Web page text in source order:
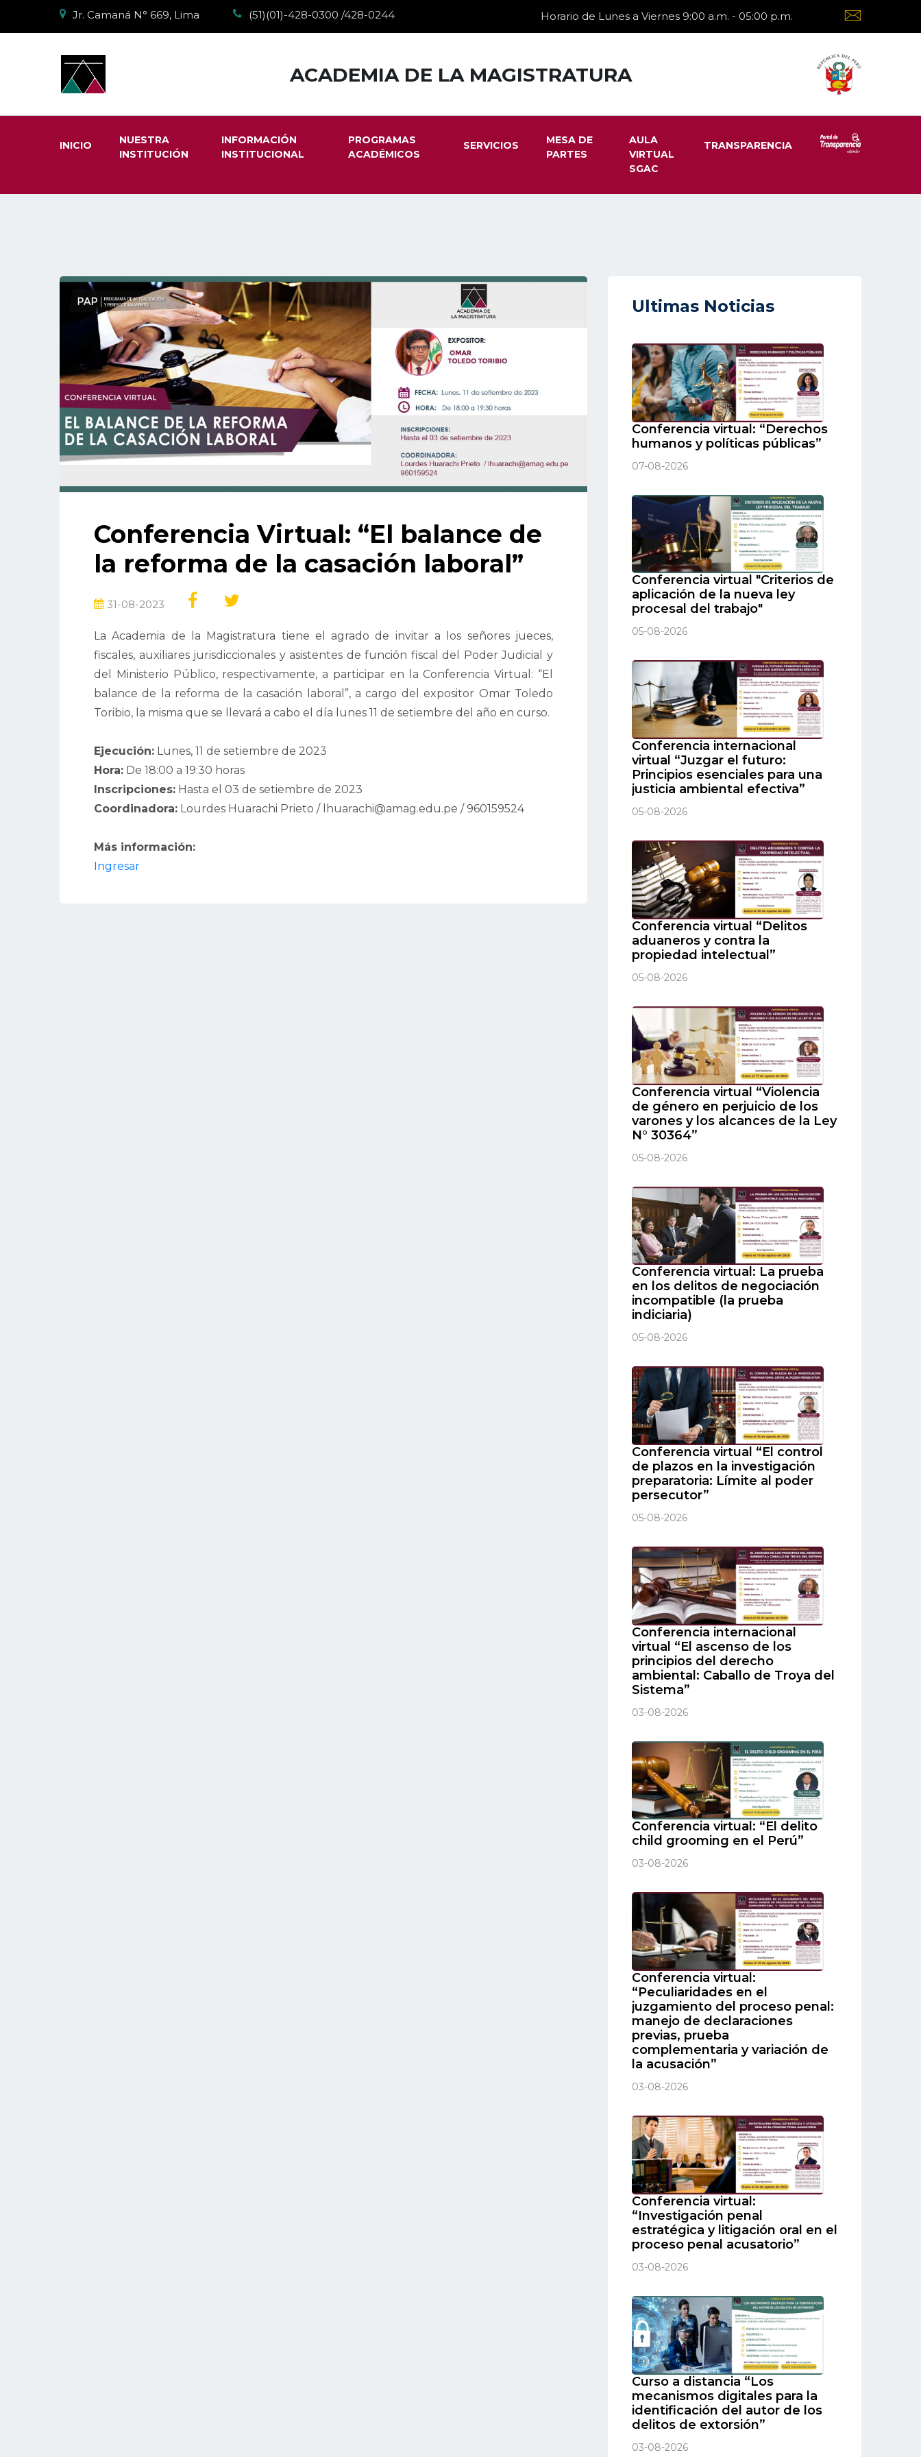
Jr. Camaná N° 669, Lima (51)(01)-428-0300 /428-0244 Horario de Lunes a Viernes 9:00 a.m. - 05:00 p.m.
ACADEMIA DE LA MAGISTRATURA
INICIO
NUESTRA
INSTITUCIÓN
INFORMACIÓN
INSTITUCIONAL
PROGRAMAS
ACADÉMICOS
SERVICIOS
MESA DE
PARTES
AULA
VIRTUAL
SGAC
TRANSPARENCIA
Conferencia Virtual: “El balance de
la reforma de la casación laboral”
31-08-2023
La Academia de la Magistratura tiene el agrado de invitar a los señores jueces,
fiscales, auxiliares jurisdiccionales y asistentes de función fiscal del Poder Judicial y
del Ministerio Público, respectivamente, a participar en la Conferencia Virtual: “El
balance de la reforma de la casación laboral”, a cargo del expositor Omar Toledo
Toribio, la misma que se llevará a cabo el día lunes 11 de setiembre del año en curso.
Ejecución: Lunes, 11 de setiembre de 2023
Hora: De 18:00 a 19:30 horas
Inscripciones: Hasta el 03 de setiembre de 2023
Coordinadora: Lourdes Huarachi Prieto / lhuarachi@amag.edu.pe / 960159524
Más información:
Ingresar
Ultimas Noticias
Conferencia virtual: “Derechos
humanos y políticas públicas”
07-08-2026
Conferencia virtual "Criterios de
aplicación de la nueva ley
procesal del trabajo"
05-08-2026
Conferencia internacional
virtual “Juzgar el futuro:
Principios esenciales para una
justicia ambiental efectiva”
05-08-2026
Conferencia virtual “Delitos
aduaneros y contra la
propiedad intelectual”
05-08-2026
Conferencia virtual “Violencia
de género en perjuicio de los
varones y los alcances de la Ley
N° 30364”
05-08-2026
Conferencia virtual: La prueba
en los delitos de negociación
incompatible (la prueba
indiciaria)
05-08-2026
Conferencia virtual “El control
de plazos en la investigación
preparatoria: Límite al poder
persecutor”
05-08-2026
Conferencia internacional
virtual “El ascenso de los
principios del derecho
ambiental: Caballo de Troya del
Sistema”
03-08-2026
Conferencia virtual: “El delito
child grooming en el Perú”
03-08-2026
Conferencia virtual:
“Peculiaridades en el
juzgamiento del proceso penal:
manejo de declaraciones
previas, prueba
complementaria y variación de
la acusación”
03-08-2026
Conferencia virtual:
“Investigación penal
estratégica y litigación oral en el
proceso penal acusatorio”
03-08-2026
Curso a distancia “Los
mecanismos digitales para la
identificación del autor de los
delitos de extorsión”
03-08-2026